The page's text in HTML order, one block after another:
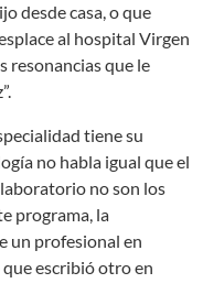
desde casa, o que
al hospital Virgen
resonancias que le
tiene su
no habla igual que el
no son los
programa, la
un profesional en
escribió otro en